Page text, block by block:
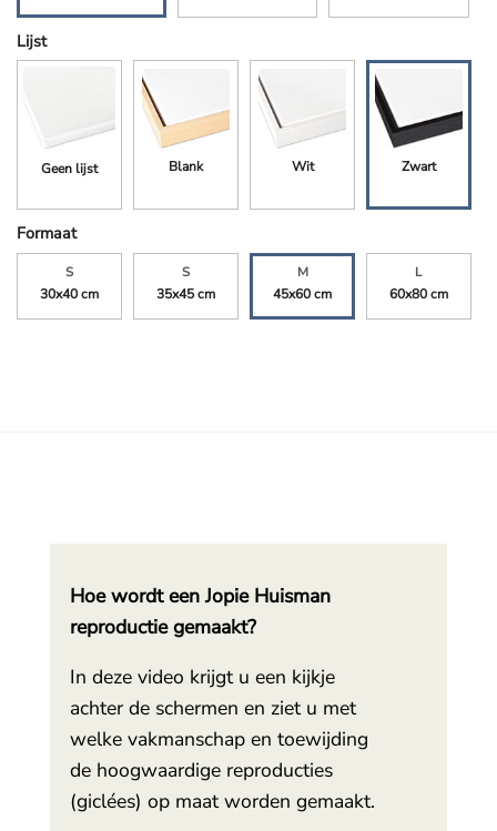
Lijst
Geen lijst Blank Wit Zwart
Formaat
S
30x40 cm
S
35x45 cm
M
45x60 cm
L
60x80 cm
Hoe wordt een Jopie Huisman
reproductie gemaakt?
In deze video krijgt u een kijkje
achter de schermen en ziet u met
welke vakmanschap en toewijding
de hoogwaardige reproducties
(giclées) op maat worden gemaakt.